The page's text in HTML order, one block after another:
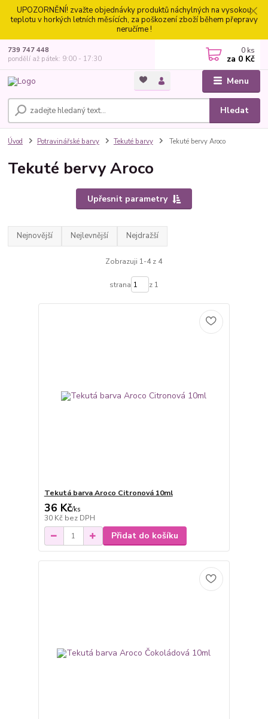
UPOZORNĚNÍ! zvažte objednávky produktů náchylných na vysokou
teplotu v horkých letních měsících, za poškození zboží během přepravy
neručíme !
Menu
Hledat
739 747 448
pondělí až pátek: 9:00 - 17:30
0 ks
za 0 Kč
Úvod Potravinářské barvy Tekuté barvy Tekuté bervy Aroco
Tekuté bervy Aroco
Upřesnit parametry
Nejnovější Nejlevnější Nejdražší
Zobrazuji 1-4 z 4
strana z 1
Tekutá barva Aroco Citronová 10ml
36 Kč/ks
30 Kč bez DPH
Přidat do košíku